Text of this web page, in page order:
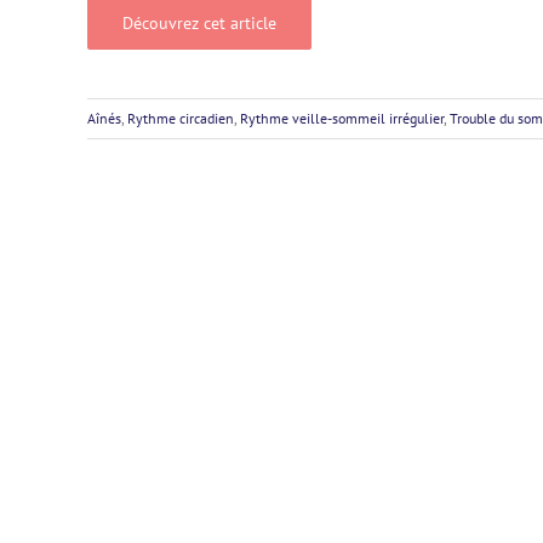
Découvrez cet article
Aînés, Rythme circadien, Rythme veille-sommeil irrégulier, Trouble du